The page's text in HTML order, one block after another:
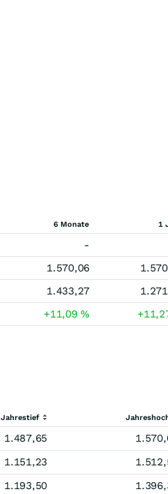
6 Monate 1
-
1.570,06
1.433,27
+11,09%
Jahrestief
1.487,65
1.151,23
1.193,50